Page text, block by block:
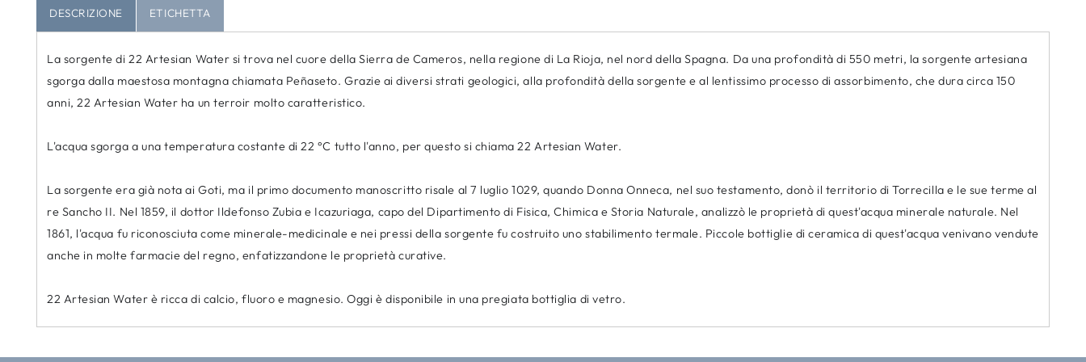
DESCRIZIONE ETICHETTA
La sorgente di 22 Artesian Water si trova nel cuore della Sierra de Cameros, nella regione di La Rioja, nel nord della Spagna. Da una profondità di 550 metri, la sorgente artesiana
sgorga dalla maestosa montagna chiamata Peñaseto. Grazie ai diversi strati geologici, alla profondità della sorgente e al lentissimo processo di assorbimento, che dura circa 150
anni, 22 Artesian Water ha un terroir molto caratteristico.
L'acqua sgorga a una temperatura costante di 22 °C tutto l'anno, per questo si chiama 22 Artesian Water.
La sorgente era già nota ai Goti, ma il primo documento manoscritto risale al 7 luglio 1029, quando Donna Onneca, nel suo testamento, donò il territorio di Torrecilla e le sue terme al
re Sancho II. Nel 1859, il dottor Ildefonso Zubia e Icazuriaga, capo del Dipartimento di Fisica, Chimica e Storia Naturale, analizzò le proprietà di quest'acqua minerale naturale. Nel
1861, l'acqua fu riconosciuta come minerale-medicinale e nei pressi della sorgente fu costruito uno stabilimento termale. Piccole bottiglie di ceramica di quest'acqua venivano vendute
anche in molte farmacie del regno, enfatizzandone le proprietà curative.
22 Artesian Water è ricca di calcio, fluoro e magnesio. Oggi è disponibile in una pregiata bottiglia di vetro.